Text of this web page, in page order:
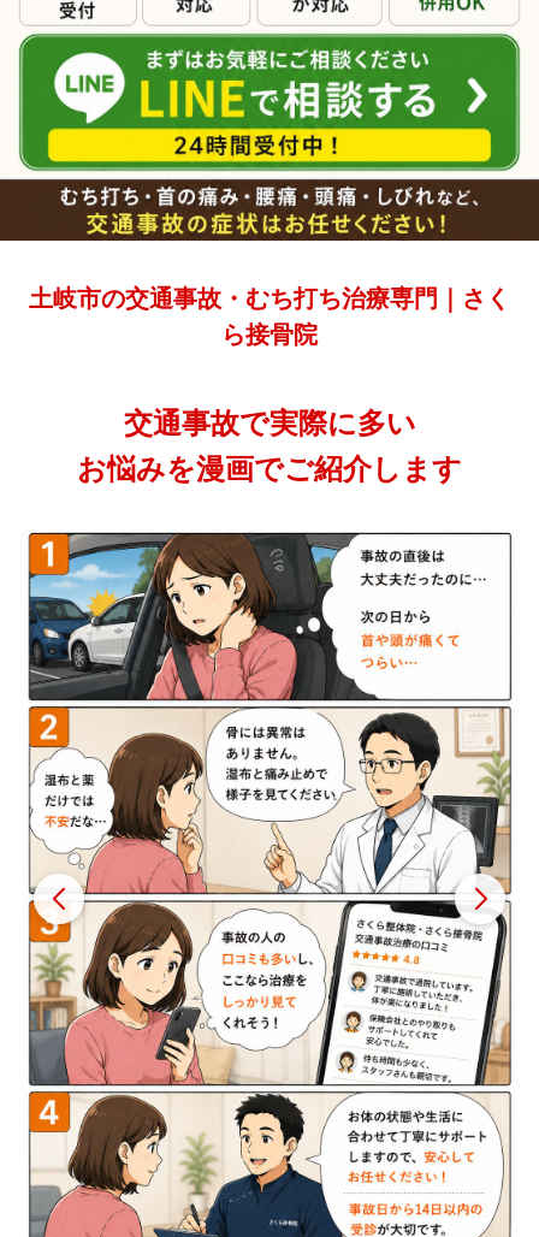
土岐市の交通事故・むち打ち治療専門｜さく
ら接骨院
交通事故で実際に多い
お悩みを漫画でご紹介します